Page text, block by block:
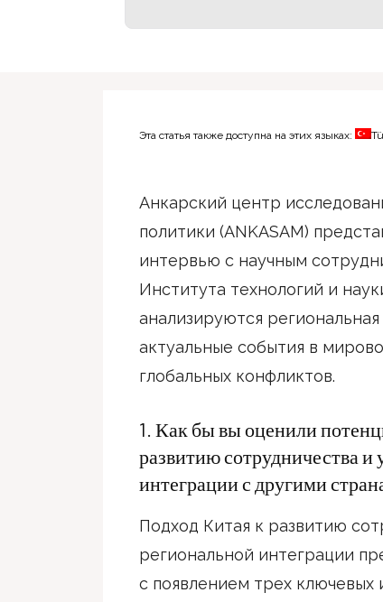
Эта статья также доступна на этих языках:
Анкарский центр
политики (ANKASAM)
интервью с научным
Института технологий и
анализируются
актуальные события в
глобальных конфликтов.
1. Как бы вы оценили
развитию сотрудничества
интеграции с другими
Подход Китая к развитию
региональной интеграции
с появлением трех ключевых